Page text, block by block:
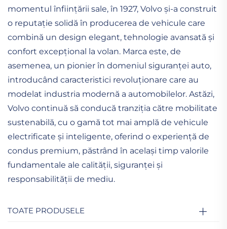
momentul înființării sale, în 1927, Volvo și-a construit
o reputație solidă în producerea de vehicule care
combină un design elegant, tehnologie avansată și
confort excepțional la volan. Marca este, de
asemenea, un pionier în domeniul siguranței auto,
introducând caracteristici revoluționare care au
modelat industria modernă a automobilelor. Astăzi,
Volvo continuă să conducă tranziția către mobilitate
sustenabilă, cu o gamă tot mai amplă de vehicule
electrificate și inteligente, oferind o experiență de
condus premium, păstrând în același timp valorile
fundamentale ale calității, siguranței și
responsabilității de mediu.
TOATE PRODUSELE